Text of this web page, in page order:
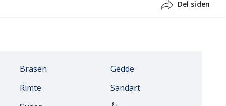
Del siden
Brasen
Gedde
Rimte
Sandart